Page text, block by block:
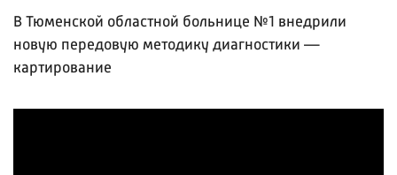
В Тюменской областной больнице №1 внедрили
новую передовую методику диагностики —
картирование